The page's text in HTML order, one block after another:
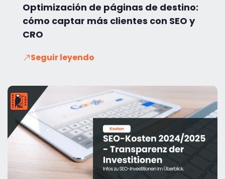
Optimización de páginas de destino:
cómo captar más clientes con SEO y
CRO
Seguir leyendo